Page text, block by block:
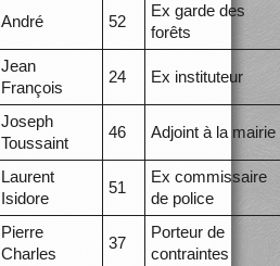
André 52
Ex garde des
forêts
Jean
François
24 Ex instituteur
Joseph
Toussaint
46 Adjoint à la mairie
Laurent
Isidore
51
Ex commissaire
de police
Pierre
Charles
37
Porteur de
contraintes